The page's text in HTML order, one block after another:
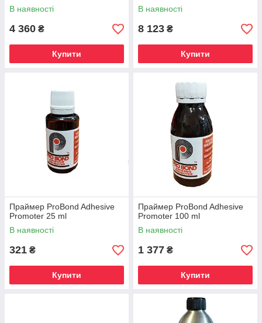
В наявності
4 360 ₴
Купити
В наявності
8 123 ₴
Купити
Праймер ProBond Adhesive
Promoter 25 ml
В наявності
321 ₴
Купити
Праймер ProBond Adhesive
Promoter 100 ml
В наявності
1 377 ₴
Купити